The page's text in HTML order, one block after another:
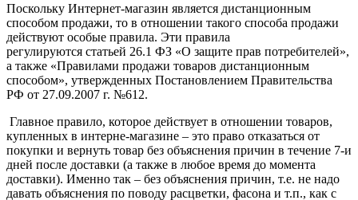
Поскольку Интернет-магазин является дистанционным
способом продажи, то в отношении такого способа продажи
действуют особые правила. Эти правила
регулируются статьей 26.1 ФЗ «О защите прав потребителей»,
а также «Правилами продажи товаров дистанционным
способом», утвержденных Постановлением Правительства
РФ от 27.09.2007 г. №612.
Главное правило, которое действует в отношении товаров,
купленных в интерне-магазине – это право отказаться от
покупки и вернуть товар без объяснения причин в течение 7-и
дней после доставки (а также в любое время до момента
доставки). Именно так – без объяснения причин, т.е. не надо
давать объяснения по поводу расцветки, фасона и т.п., как с